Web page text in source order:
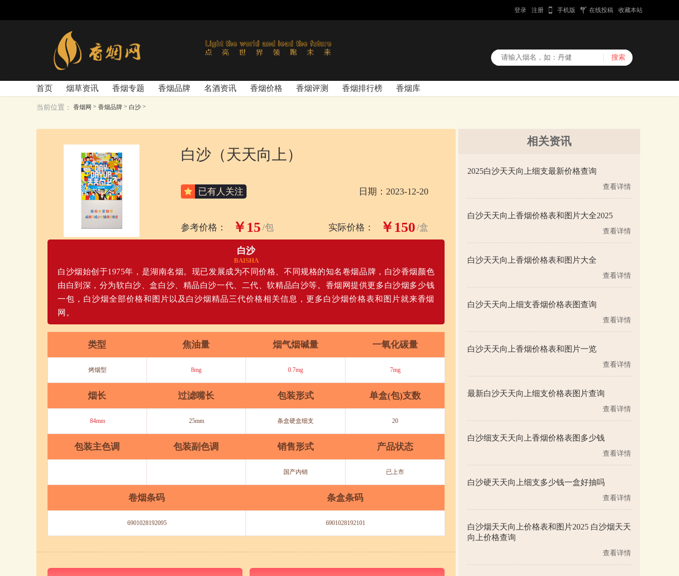
登录 注册 手机版 在线投稿 收藏本站
首页 烟草资讯 香烟专题 香烟品牌 名酒资讯 香烟价格 香烟评测 香烟排行榜 香烟库
当前位置： 香烟网 > 香烟品牌 > 白沙 >
白沙（天天向上）
已有人关注 日期：2023-12-20
参考价格： ￥15 /包 实际价格： ￥150 /盒
白沙
BAISHA
白沙烟始创于1975年，是湖南名烟。现已发展成为不同价格、不同规格的知名卷烟品牌，白沙香烟颜色
由白到深，分为软白沙、盒白沙、精品白沙一代、二代、软精品白沙等。香烟网提供更多白沙烟多少钱
一包，白沙烟全部价格和图片以及白沙烟精品三代价格相关信息，更多白沙烟价格表和图片就来香烟
网。
类型 焦油量 烟气烟碱量 一氧化碳量
烤烟型 8mg 0.7mg 7mg
烟长 过滤嘴长 包装形式 单盒(包)支数
84mm 25mm 条盒硬盒细支 20
包装主色调 包装副色调 销售形式 产品状态
国产内销 已上市
卷烟条码 条盒条码
6901028192095 6901028192101
相关资讯
2025白沙天天向上细支最新价格查询
查看详情
白沙天天向上香烟价格表和图片大全2025
查看详情
白沙天天向上香烟价格表和图片大全
查看详情
白沙天天向上细支香烟价格表图查询
查看详情
白沙天天向上香烟价格表和图片一览
查看详情
最新白沙天天向上细支价格表图片查询
查看详情
白沙细支天天向上香烟价格表图多少钱
查看详情
白沙硬天天向上细支多少钱一盒好抽吗
查看详情
白沙烟天天向上价格表和图片2025 白沙烟天天
向上价格查询
查看详情